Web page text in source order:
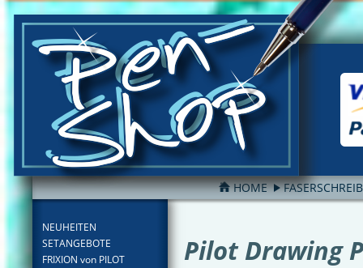
HOME
NEUHEITEN
SETANGEBOTE
FRIXION von PILOT
FILTER
Pilot Drawing